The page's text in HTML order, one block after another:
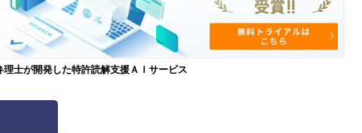
理士が開発した特許読解支援ＡＩサービス